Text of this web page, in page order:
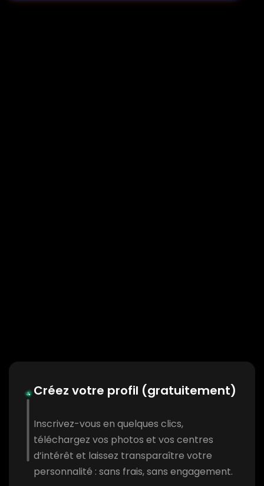
Créez votre profil (gratuitement)
Inscrivez-vous en quelques clics,
téléchargez vos photos et vos centres
d’intérêt et laissez transparaître votre
personnalité : sans frais, sans engagement.